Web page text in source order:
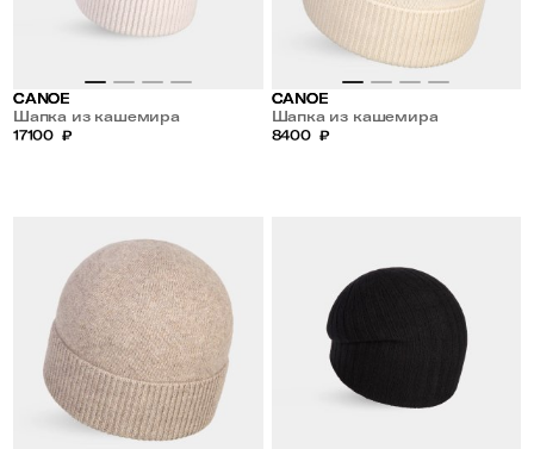
CANOE
Шапка из кашемира
17100 ₽
CANOE
Шапка из кашемира
8400 ₽